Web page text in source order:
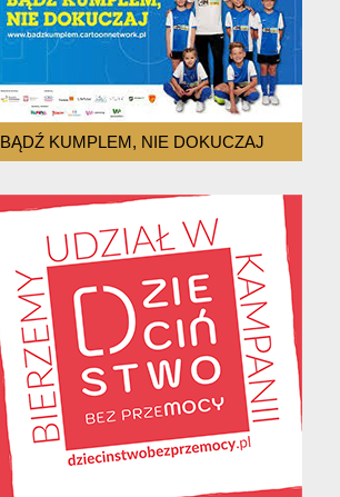
BĄDŹ KUMPLEM, NIE DOKUCZAJ